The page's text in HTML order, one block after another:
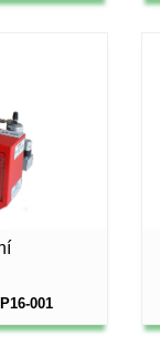
001